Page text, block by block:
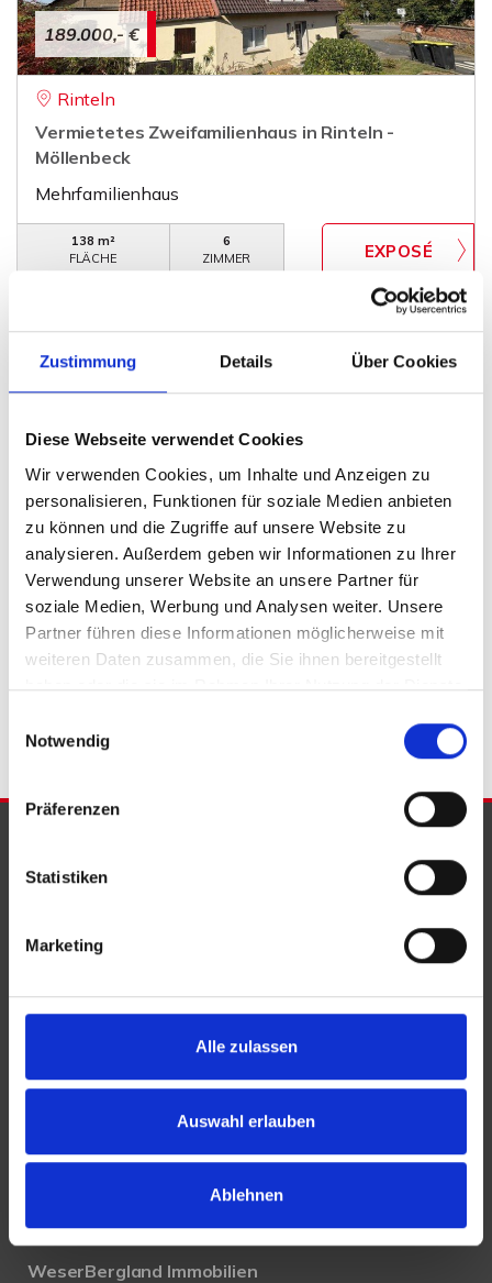
Zustimmung Details Über Cookies
Diese Webseite verwendet Cookies
Wir verwenden Cookies, um Inhalte und Anzeigen zu
personalisieren, Funktionen für soziale Medien anbieten
zu können und die Zugriffe auf unsere Website zu
analysieren. Außerdem geben wir Informationen zu Ihrer
Verwendung unserer Website an unsere Partner für
soziale Medien, Werbung und Analysen weiter. Unsere
Partner führen diese Informationen möglicherweise mit
weiteren Daten zusammen, die Sie ihnen bereitgestellt
haben oder die sie im Rahmen Ihrer Nutzung der Dienste
Notwendig
Präferenzen
Statistiken
Marketing
Alle zulassen
Auswahl erlauben
Ablehnen
189.000,- €
Rinteln
Vermietetes Zweifamilienhaus in Rinteln -
Möllenbeck
Mehrfamilienhaus
138 m²
FLÄCHE
6
ZIMMER
Porta Westfalica
Dreifamilienhaus mit vielseitigen
Nutzungsmöglichkeiten.
Mehrfamilienhaus
294 m²
12
WeserBergland Immobilien